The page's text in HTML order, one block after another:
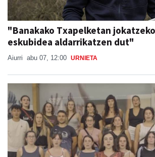
"Banakako Txapelketan
eskubidea aldarrikatzen dut"
Aiurri abu 07, 12:00 URNIETA